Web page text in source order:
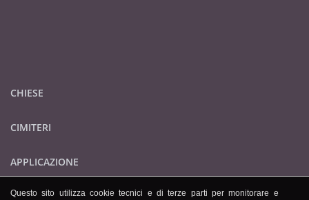
CHIESE
CIMITERI
APPLICAZIONE
Questo sito utilizza cookie tecnici e di terze parti per monitorare e